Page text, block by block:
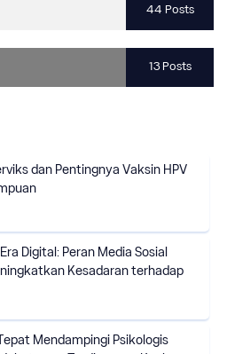
44 Posts
13 Posts
dan Pentingnya Vaksin HPV
Digital: Peran Media Sosial
Kesadaran terhadap
Mendampingi Psikologis